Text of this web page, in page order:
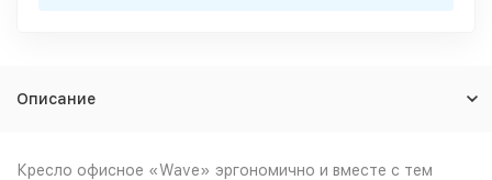
Описание
Кресло офисное «Wave» эргономично и вместе с тем